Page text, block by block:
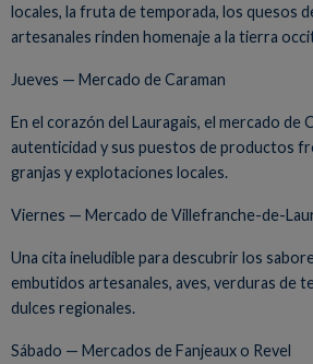
locales, la fruta de temporada, los quesos
artesanales rinden homenaje a la tierra
Jueves — Mercado de Caraman
En el corazón del Lauragais, el mercado de
autenticidad y sus puestos de productos
granjas y explotaciones locales.
Viernes — Mercado de Villefranche-de-
Una cita ineludible para descubrir los
embutidos artesanales, aves, verduras de
dulces regionales.
Sábado — Mercados de Fanjeaux o Revel